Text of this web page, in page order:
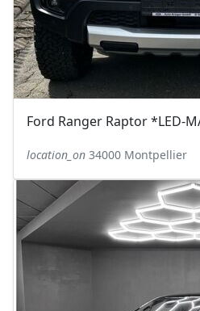
Ford Ranger Raptor *LED-
location_on 34000 Montpellier